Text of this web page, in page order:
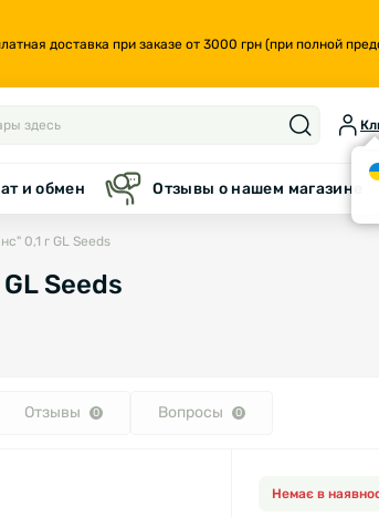
доставка при заказе от 3000 грн (при полной
и обмен Отзывы о нашем магазине
0,1 г GL Seeds
Seeds
Отзывы 0 Вопросы 0
Немає в